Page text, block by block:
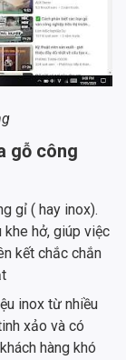
gỗ công
gỉ ( hay inox).
hở, giúp việc
kết chắc chắn
inox từ nhiều
xảo và có
hàng khó